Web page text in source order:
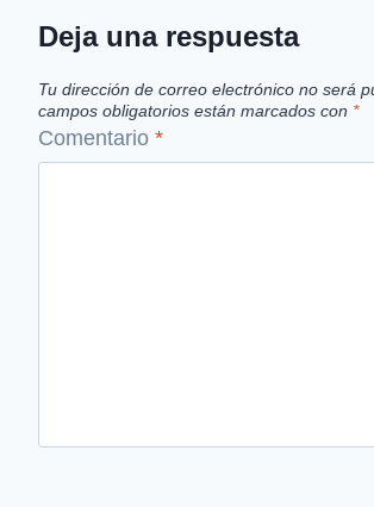
Deja una respuesta
Tu dirección de correo electrónico no será
campos obligatorios están marcados con *
Comentario *